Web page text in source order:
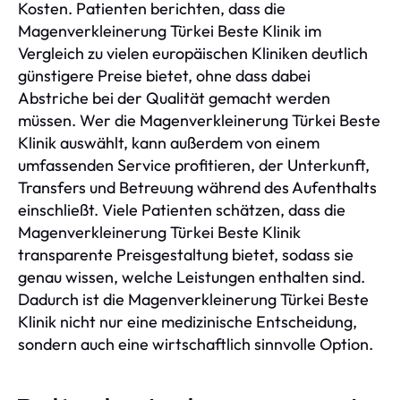
Kosten. Patienten berichten, dass die
Magenverkleinerung Türkei Beste Klinik im
Vergleich zu vielen europäischen Kliniken deutlich
günstigere Preise bietet, ohne dass dabei
Abstriche bei der Qualität gemacht werden
müssen. Wer die Magenverkleinerung Türkei Beste
Klinik auswählt, kann außerdem von einem
umfassenden Service profitieren, der Unterkunft,
Transfers und Betreuung während des Aufenthalts
einschließt. Viele Patienten schätzen, dass die
Magenverkleinerung Türkei Beste Klinik
transparente Preisgestaltung bietet, sodass sie
genau wissen, welche Leistungen enthalten sind.
Dadurch ist die Magenverkleinerung Türkei Beste
Klinik nicht nur eine medizinische Entscheidung,
sondern auch eine wirtschaftlich sinnvolle Option.